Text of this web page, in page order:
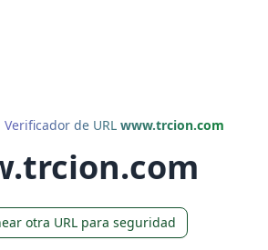
de URL www.trcion.com
otra URL para seguridad